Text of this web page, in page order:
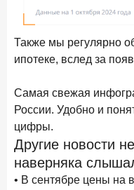
Также мы регулярно
ипотеке, вслед за
Самая свежая
России. Удобно и
цифры.
Другие новости
наверняка
• В сентябре цены на